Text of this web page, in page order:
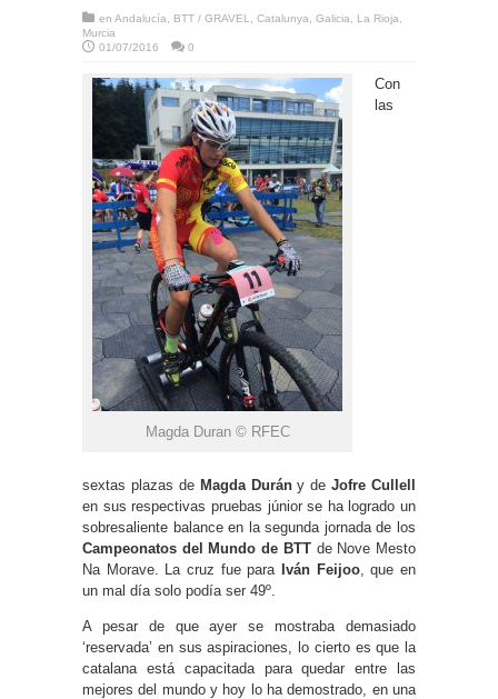
en Andalucía BTT / GRAVEL Catalunya Galicia La Rioja
Murcia
01/07/2016
0
Magda Duran © RFEC
Con
las
sextas plazas de Magda Durány deJofre Cullell
en sus respectivas pruebas júnior se ha logrado un
sobresaliente balance en la segunda jornada de los
Campeonatos del Mundo de BTTde Nove Mesto
Na Morave. La cruz fue paraIván Feijoo, que en
un mal día solo podía ser 49º.
A pesar de que ayer se mostraba demasiado
‘reservada’ en sus aspiraciones, lo cierto es que la
catalana está capacitada para quedar entre las
mejores del mundo y hoy lo ha demostrado, en una